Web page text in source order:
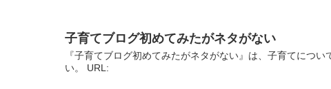
子育てブログ初めてみたがネタがない
『子育てブログ初めてみたがネタがない』は、子育てにつ
い。 URL: